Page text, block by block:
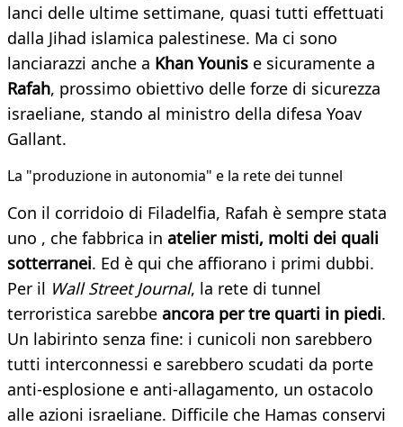
lanci delle ultime settimane, quasi tutti effettuati
dalla Jihad islamica palestinese. Ma ci sono
lanciarazzi anche a Khan Younis e sicuramente a
Rafah, prossimo obiettivo delle forze di sicurezza
israeliane, stando al ministro della difesa Yoav
Gallant.
​La "produzione in autonomia" e la rete dei tunnel
Con il corridoio di Filadelfia, Rafah è sempre stata
uno , che fabbrica in atelier misti, molti dei quali
sotterranei. Ed è qui che affiorano i primi dubbi.
Per il Wall Street Journal, la rete di tunnel
terroristica sarebbe ancora per tre quarti in piedi.
Un labirinto senza fine: i cunicoli non sarebbero
tutti interconnessi e sarebbero scudati da porte
anti-esplosione e anti-allagamento, un ostacolo
alle azioni israeliane. Difficile che Hamas conservi